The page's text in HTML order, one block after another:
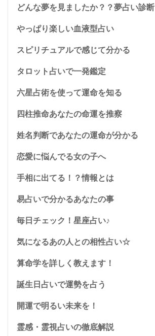
どんな夢を見ましたか？？夢占い診断
やっぱり楽しい血液型占い
スピリチュアルで感じて分かる
タロット占いで一発鑑定
六星占術を使って運命を知る
四柱推命あなたの命運を推察
姓名判断であなたの運命が分かる
恋愛に悩んでる女の子へ
手相に出てる！？情報とは
易占いで分かるあなたの事
毎日チェック！星座占い♪
気になるあの人との相性占い☆
算命学を詳しく教えます！
誕生日占いで運勢を占う
開運で明るい未来を！
霊感・霊視占いの徹底解説